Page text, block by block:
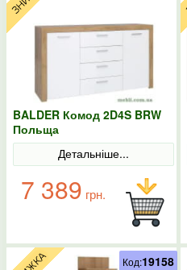
BALDER Комод 2D4S BRW
Польща
Детальніше...
7 389 грн.
Код:19158